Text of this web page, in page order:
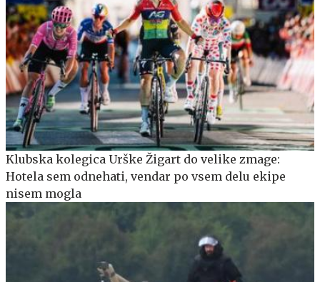
Klubska kolegica Urške Žigart do velike zmage:
Hotela sem odnehati, vendar po vsem delu ekipe
nisem mogla